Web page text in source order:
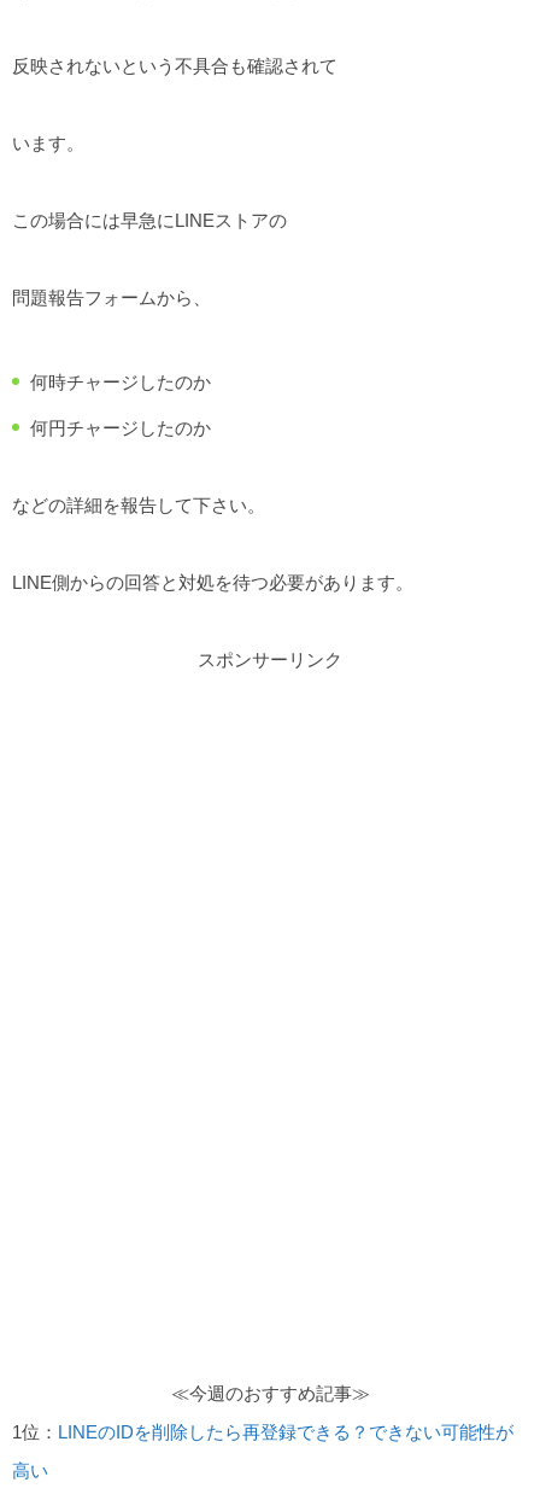
反映されないという不具合も確認されて
います。
この場合には早急にLINEストアの
問題報告フォームから、
何時チャージしたのか
何円チャージしたのか
などの詳細を報告して下さい。
LINE側からの回答と対処を待つ必要があります。
スポンサーリンク
≪今週のおすすめ記事≫
1位： LINEのIDを削除したら再登録できる？できない可能性が
高い